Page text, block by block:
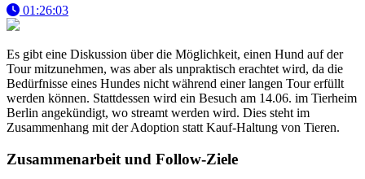
01:26:03
Es gibt eine Diskussion über die Möglichkeit, einen Hund auf der
Tour mitzunehmen, was aber als unpraktisch erachtet wird, da die
Bedürfnisse eines Hundes nicht während einer langen Tour erfüllt
werden können. Stattdessen wird ein Besuch am 14.06. im Tierheim
Berlin angekündigt, wo streamt werden wird. Dies steht im
Zusammenhang mit der Adoption statt Kauf-Haltung von Tieren.
Zusammenarbeit und Follow-Ziele